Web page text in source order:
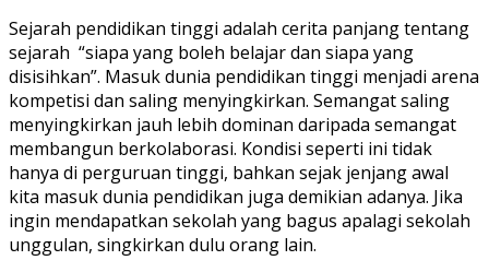
Sejarah pendidikan tinggi adalah cerita panjang tentang
sejarah “siapa yang boleh belajar dan siapa yang
disisihkan”. Masuk dunia pendidikan tinggi menjadi arena
kompetisi dan saling menyingkirkan. Semangat saling
menyingkirkan jauh lebih dominan daripada semangat
membangun berkolaborasi. Kondisi seperti ini tidak
hanya di perguruan tinggi, bahkan sejak jenjang awal
kita masuk dunia pendidikan juga demikian adanya. Jika
ingin mendapatkan sekolah yang bagus apalagi sekolah
unggulan, singkirkan dulu orang lain.